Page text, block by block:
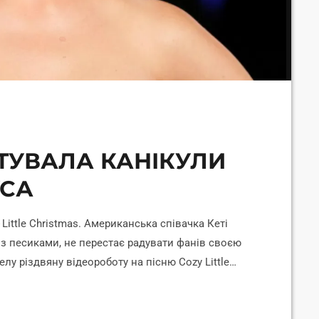
КАНІКУЛИ
Christmas. Американська співачка Кеті
песиками, не перестає радувати фанів своєю
різдвяну відеороботу на пісню Cozy Little
канікули для Санта-Клауса. На